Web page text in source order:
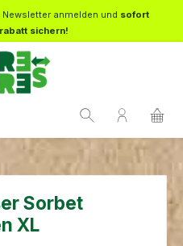
anmelden und sofort
sichern!
Sorbet
XL